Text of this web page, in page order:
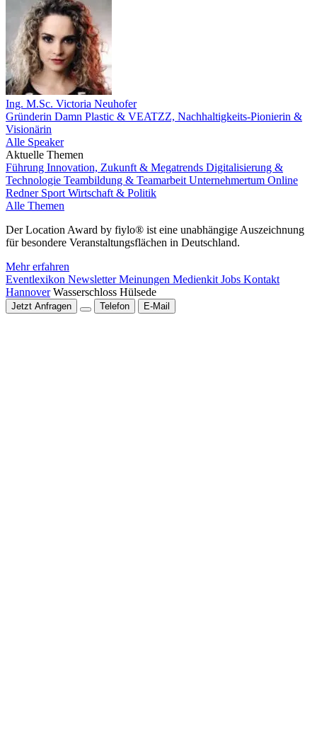
Ing. M.Sc. Victoria Neuhofer
Gründerin Damn Plastic & VEATZZ, Nachhaltigkeits‑Pionierin &
Visionärin
Alle Speaker
Aktuelle Themen
Führung Innovation, Zukunft & Megatrends Digitalisierung &
Technologie Teambildung & Teamarbeit Unternehmertum Online
Redner Sport Wirtschaft & Politik
Alle Themen
Der Location Award by fiylo® ist eine unabhängige Auszeichnung
für besondere Veranstaltungsflächen in Deutschland.
Mehr erfahren
Eventlexikon NewsletterMeinungen Medienkit Jobs Kontakt
Hannover Wasserschloss Hülsede
Jetzt Anfragen Telefon E-Mail